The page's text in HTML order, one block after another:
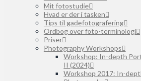
Mit fotostudie
Hvad er der i tasken
Tips til gadefotografering
Ordbog over foto-terminologi
Priser
Photography Workshops
Workshop: In-depth
II (2024)
Workshop 2017: In-